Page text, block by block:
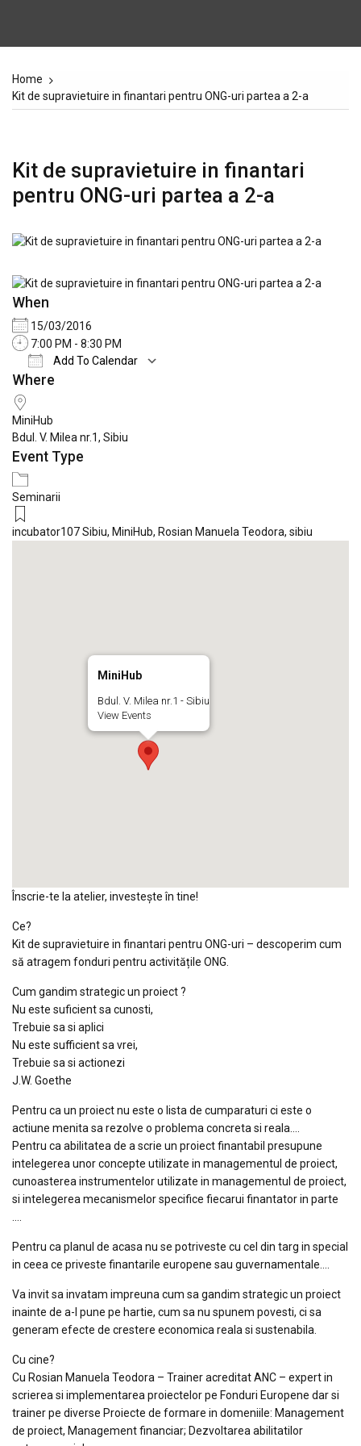
Home
Kit de supravietuire in finantari pentru ONG-uri partea a 2-a
Kit de supravietuire in finantari
pentru ONG-uri partea a 2-a
When
15/03/2016
7:00 PM - 8:30 PM
Add To Calendar
Download ICS
Where
MiniHub
Bdul. V. Milea nr.1, Sibiu
Event Type
Seminarii
incubator107 Sibiu, MiniHub, Rosian Manuela Teodora, sibiu
MiniHub
Bdul. V. Milea nr.1 - Sibiu
View Events
Înscrie-te la atelier, investește în tine!
Ce?
Kit de supravietuire in finantari pentru ONG-uri – descoperim cum
să atragem fonduri pentru activitățile ONG.
Cum gandim strategic un proiect ?
Nu este suficient sa cunosti,
Trebuie sa si aplici
Nu este sufficient sa vrei,
Trebuie sa si actionezi
J.W. Goethe
Pentru ca un proiect nu este o lista de cumparaturi ci este o
actiune menita sa rezolve o problema concreta si reala….
Pentru ca abilitatea de a scrie un proiect finantabil presupune
intelegerea unor concepte utilizate in managementul de proiect,
cunoasterea instrumentelor utilizate in managementul de proiect,
si intelegerea mecanismelor specifice fiecarui finantator in parte
Pentru ca planul de acasa nu se potriveste cu cel din targ in special
in ceea ce priveste finantarile europene sau guvernamentale….
Va invit sa invatam impreuna cum sa gandim strategic un proiect
inainte de a-l pune pe hartie, cum sa nu spunem povesti, ci sa
generam efecte de crestere economica reala si sustenabila.
Cu cine?
Cu Rosian Manuela Teodora – Trainer acreditat ANC – expert in
scrierea si implementarea proiectelor pe Fonduri Europene dar si
trainer pe diverse Proiecte de formare in domeniile: Management
de proiect, Management financiar; Dezvoltarea abilitatilor